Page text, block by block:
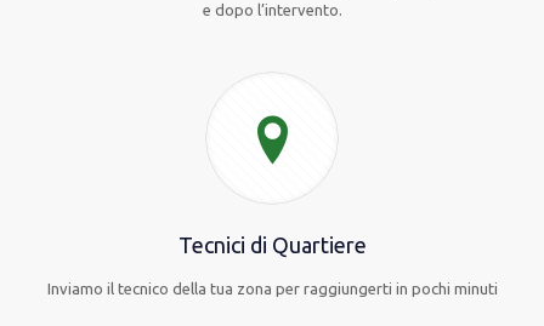
e dopo l’intervento.
Tecnici di Quartiere
Inviamo il tecnico della tua zona per raggiungerti in pochi minuti